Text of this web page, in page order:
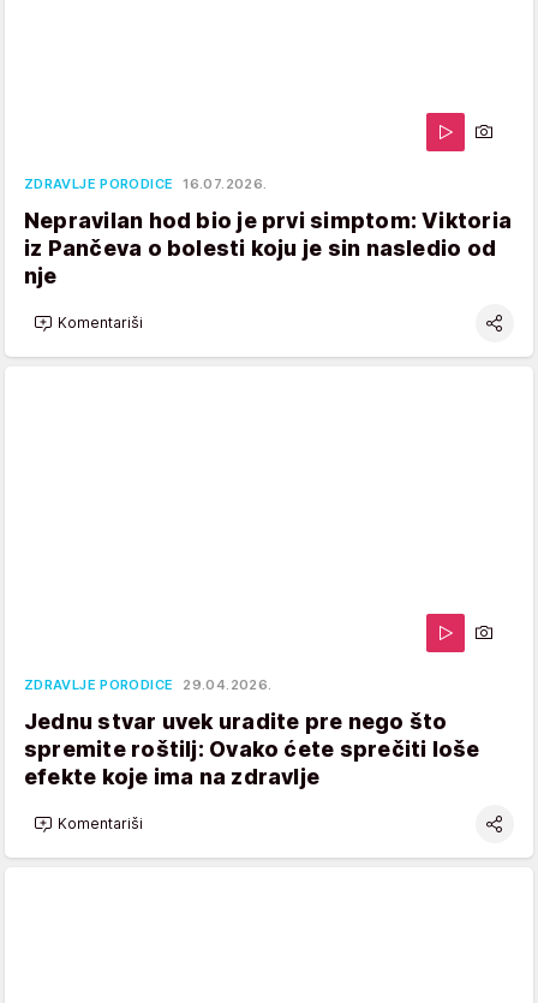
ZDRAVLJE PORODICE 16.07.2026.
Nepravilan hod bio je prvi simptom: Viktoria
iz Pančeva o bolesti koju je sin nasledio od
nje
Komentariši
ZDRAVLJE PORODICE 29.04.2026.
Jednu stvar uvek uradite pre nego što
spremite roštilj: Ovako ćete sprečiti loše
efekte koje ima na zdravlje
Komentariši